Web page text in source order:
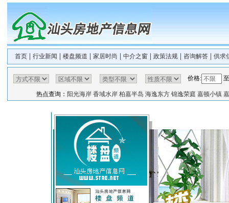
首页 行业新闻 楼盘频道 家居时尚 中介之窗 政策法规 咨询解答 供求
价格:
热点查询： 阳光海岸 香域水岸 柏嘉半岛 海逸东方 锦逸荣庭 嘉顿小镇